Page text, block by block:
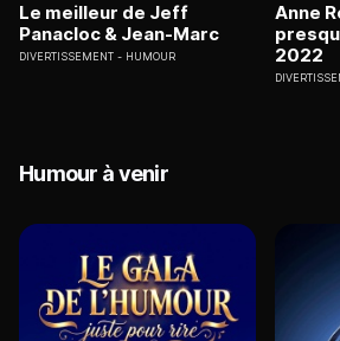
Le meilleur de Jeff
Panacloc & Jean-Marc
DIVERTISSEMENT HUMOUR
Anne
2022
Humour à venir